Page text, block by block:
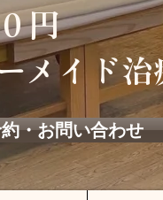
円
メイド治
・お問い合わせ